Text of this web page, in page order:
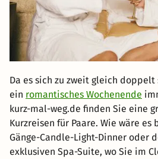
Da es sich zu zweit gleich
ein romantisches Wochenende
kurz-mal-weg.de finden Sie eine
Kurzreisen für Paare. Wie wäre
Gänge-Candle-Light-Dinner oder
exklusiven Spa-Suite, wo Sie im